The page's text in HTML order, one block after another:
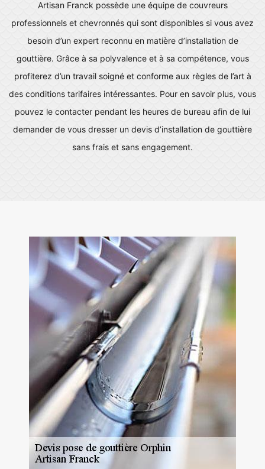
Artisan Franck possède une équipe de couvreurs
professionnels et chevronnés qui sont disponibles si vous avez
besoin d’un expert reconnu en matière d’installation de
gouttière. Grâce à sa polyvalence et à sa compétence, vous
profiterez d’un travail soigné et conforme aux règles de l’art à
des conditions tarifaires intéressantes. Pour en savoir plus, vous
pouvez le contacter pendant les heures de bureau afin de lui
demander de vous dresser un devis d’installation de gouttière
sans frais et sans engagement.